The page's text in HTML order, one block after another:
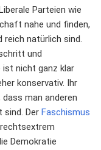
Parteien wie
nahe und finden,
reich natürlich sind.
und
ist nicht ganz klar
konservativ. Ihr
man anderen
sind. Der Faschismus
Demokratie